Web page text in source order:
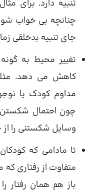
تنبیه دارد. برای
چنانچه بی خواب
جای تنبیه بدخلقی
تغییر محیط به
کاهش می دهد.
مداوم کودک یا
چون احتمال
وسایل شکستنی را
تا مادامی که
متفاوت از رفتاری که
باز هم همان رفتار